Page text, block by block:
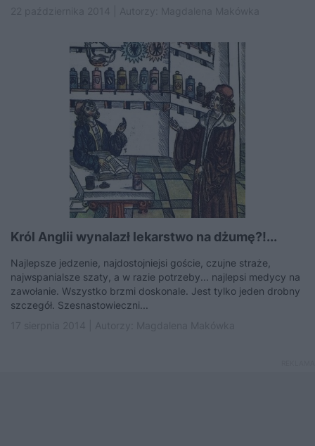
Król Anglii wynalazł lekarstwo na dżumę?!...
Najlepsze jedzenie, najdostojniejsi goście, czujne straże,
najwspanialsze szaty, a w razie potrzeby... najlepsi medycy na
zawołanie. Wszystko brzmi doskonale. Jest tylko jeden drobny
szczegół. Szesnastowieczni...